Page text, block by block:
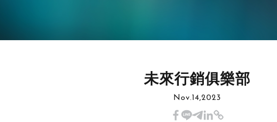
未來行銷俱樂部
Nov.14,2023